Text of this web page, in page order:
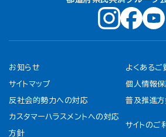
お知らせ よくあるご
サイトマップ 個人情報
反社会的勢力への対応 普及推進
カスタマーハラスメントへの対応
方針
サイトのご